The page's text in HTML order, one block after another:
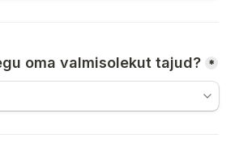
oma valmisolekut tajud? *